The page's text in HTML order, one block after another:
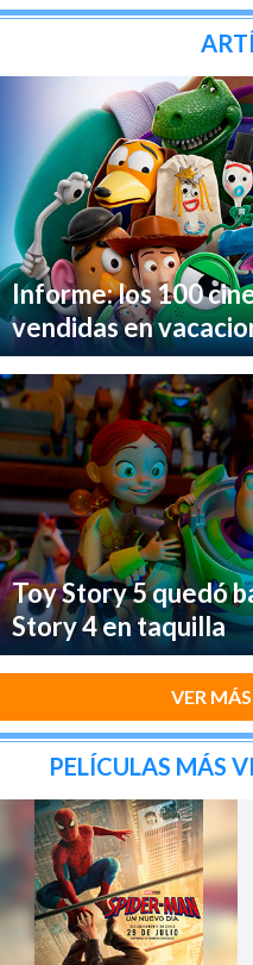
Informe: los 100
vendidas en
Toy Story 5 quedó
Story 4 en taquilla
VER
PELÍCULAS MÁS